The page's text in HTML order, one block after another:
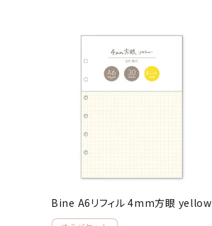
Bine A6リフィル 4mm方眼 yellow